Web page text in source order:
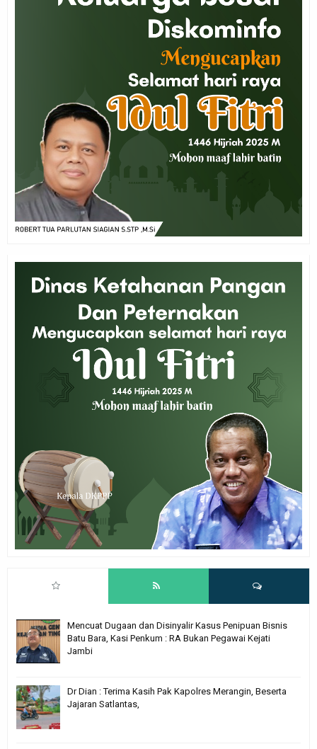
Mencuat Dugaan dan Disinyalir Kasus Penipuan Bisnis
Batu Bara, Kasi Penkum : RA Bukan Pegawai Kejati
Jambi
Dr Dian : Terima Kasih Pak Kapolres Merangin, Beserta
Jajaran Satlantas,